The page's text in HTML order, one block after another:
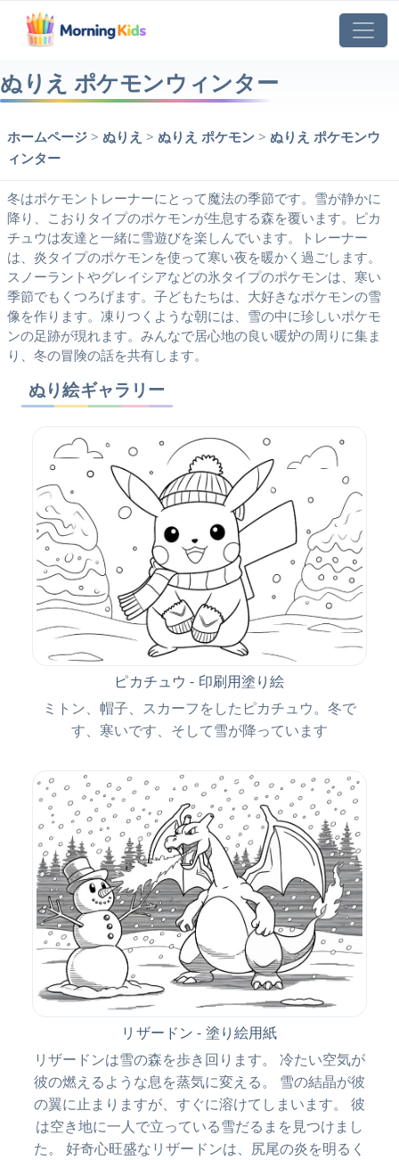
ぬりえ ポケモンウィンター
ホームページ > ぬりえ > ぬりえ ポケモン > ぬりえ ポケモンウ
ィンター
冬はポケモントレーナーにとって魔法の季節です。雪が静かに
降り、こおりタイプのポケモンが生息する森を覆います。ピカ
チュウは友達と一緒に雪遊びを楽しんでいます。トレーナー
は、炎タイプのポケモンを使って寒い夜を暖かく過ごします。
スノーラントやグレイシアなどの氷タイプのポケモンは、寒い
季節でもくつろげます。子どもたちは、大好きなポケモンの雪
像を作ります。凍りつくような朝には、雪の中に珍しいポケモ
ンの足跡が現れます。みんなで居心地の良い暖炉の周りに集ま
り、冬の冒険の話を共有します。
ぬり絵ギャラリー
ピカチュウ - 印刷用塗り絵
ミトン、帽子、スカーフをしたピカチュウ。冬で
す、寒いです、そして雪が降っています
リザードン - 塗り絵用紙
リザードンは雪の森を歩き回ります。 冷たい空気が
彼の燃えるような息を蒸気に変える。 雪の結晶が彼
の翼に止まりますが、すぐに溶けてしまいます。 彼
は空き地に一人で立っている雪だるまを見つけまし
た。 好奇心旺盛なリザードンは、尻尾の炎を明るく